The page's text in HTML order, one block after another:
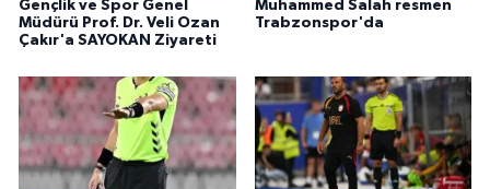
Gençlik ve Spor Genel
Müdürü Prof. Dr. Veli Ozan
Çakır'a SAYOKAN Ziyareti
Muhammed Salah resmen
Trabzonspor'da